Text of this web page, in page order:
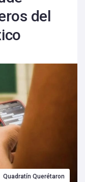
del
Quadratín Querétaron